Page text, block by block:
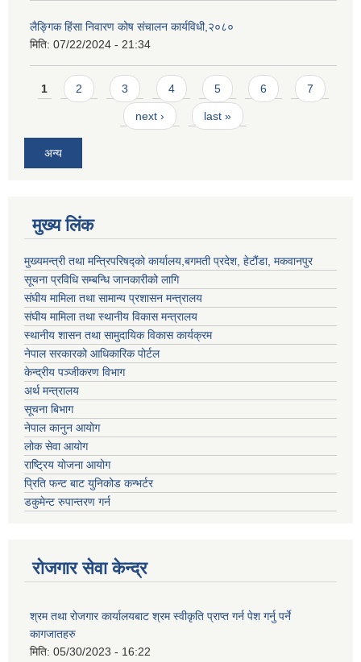
लैङ्गिक हिंसा निवारण कोष संचालन कार्यविधी,२०८०
मिति: 07/22/2024 - 21:34
Pages
1 2 3 4 5 6 7
next › last »
अन्य
मुख्य लिंक
मुख्यमन्त्री तथा मन्त्रिपरिषद्को कार्यालय,बगमती प्रदेश, हेटौंडा, मकवानपुर
सूचना प्रविधि सम्बन्धि जानकारीको लागि
संघीय मामिला तथा सामान्य प्रशासन मन्त्रालय
संघीय मामिला तथा स्थानीय विकास मन्त्रालय
स्थानीय शासन तथा सामुदायिक विकास कार्यक्रम
नेपाल सरकारको आधिकारिक पोर्टल
केन्द्रीय पञ्जीकरण विभाग
अर्थ मन्त्रालय
सूचना बिभाग
नेपाल कानुन आयोग
लोक सेवा आयोग
राष्ट्रिय योजना आयोग
प्रिति फन्ट बाट युनिकोड कन्भर्टर
डकुमेन्ट रुपान्तरण गर्न
रोजगार सेवा केन्द्र
श्रम तथा रोजगार कार्यालयबाट श्रम स्वीकृति प्राप्त गर्न पेश गर्नु पर्ने
कागजातहरु
मिति: 05/30/2023 - 16:22